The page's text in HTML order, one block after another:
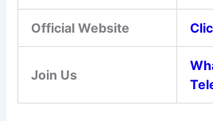
Official Website
Join Us